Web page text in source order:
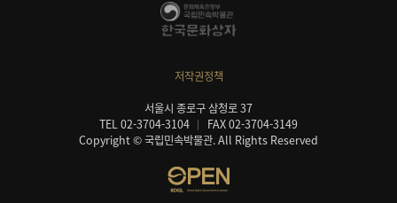
저작권정책
서울시 종로구 삼청로 37
TEL 02-3704-3104
FAX 02-3704-3149
Copyright © 국립민속박물관. All Rights Reserved